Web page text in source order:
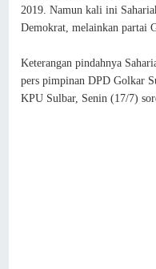
2019. Namun kali ini
Demokrat, melainkan partai
Keterangan pindahnya
pers pimpinan DPD Golkar
KPU Sulbar, Senin (17/7)